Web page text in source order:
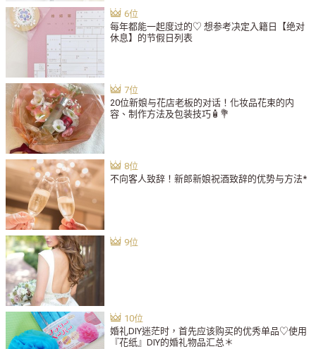
每年都能一起度过的♡ 想参考决定入籍日【绝对
休息】的节假日列表
20位新娘与花店老板的对话！化妆品花束的内
容、制作方法及包装技巧🧴💐
不向客人致辞！新郎新娘祝酒致辞的优势与方法*
婚礼DIY迷茫时，首先应该购买的优秀单品♡使用
『花纸』DIY的婚礼物品汇总＊